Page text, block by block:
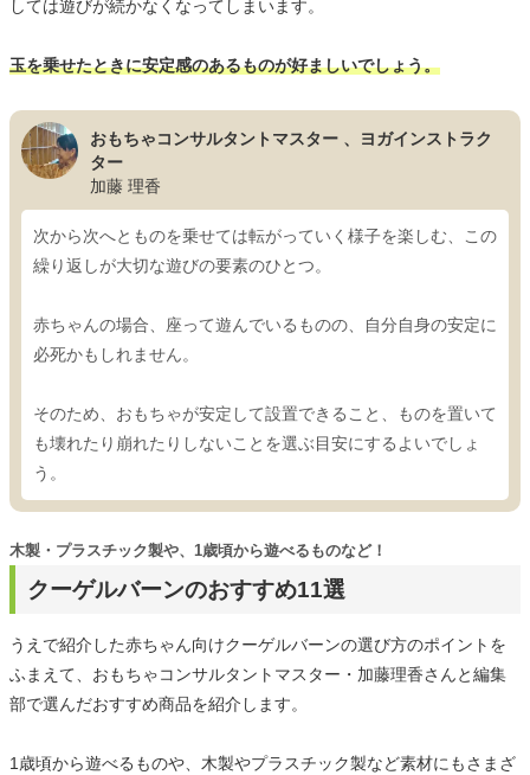
しては遊びが続かなくなってしまいます。
玉を乗せたときに安定感のあるものが好ましいでしょう。
おもちゃコンサルタントマスター 、ヨガインストラク
ター
加藤 理香
次から次へとものを乗せては転がっていく様子を楽しむ、この
繰り返しが大切な遊びの要素のひとつ。
赤ちゃんの場合、座って遊んでいるものの、自分自身の安定に
必死かもしれません。
そのため、おもちゃが安定して設置できること、ものを置いて
も壊れたり崩れたりしないことを選ぶ目安にするよいでしょ
う。
クーゲルバーンのおすすめ11選
木製・プラスチック製や、1歳頃から遊べるものなど！
うえで紹介した赤ちゃん向けクーゲルバーンの選び方のポイントを
ふまえて、おもちゃコンサルタントマスター・加藤理香さんと編集
部で選んだおすすめ商品を紹介します。
1歳頃から遊べるものや、木製やプラスチック製など素材にもさまざ